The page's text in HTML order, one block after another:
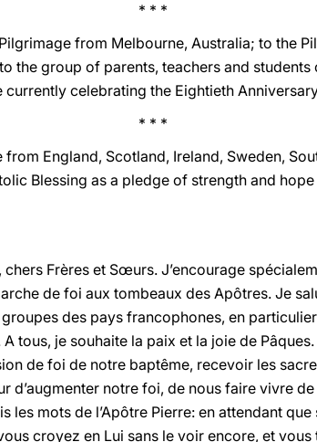
* * *
from Melbourne, Australia; to the
the group of parents, teachers and
celebrating the Eightieth
* * *
England, Scotland, Ireland, Sweden,
Blessing as a pledge of strength and
Frères et Sœurs. J’encourage
de foi aux tombeaux des Apôtres. Je
des pays francophones, en
tous, je souhaite la paix et la joie de
de foi de notre baptême, recevoir les
d’augmenter notre foi, de nous faire vivre
les mots de l’Apôtre Pierre: en attendant
croyez en Lui sans le voir encore, et